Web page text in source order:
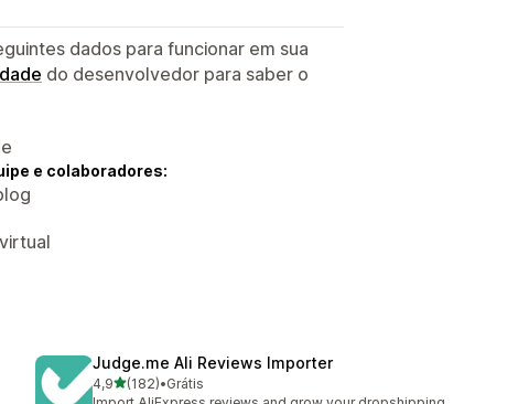
dados para funcionar em sua
do desenvolvedor para saber o
e colaboradores:
Judge.me Ali Reviews Importer
4,9de 5 estrelas
(182)
182 avaliações ao todo
•Grátis